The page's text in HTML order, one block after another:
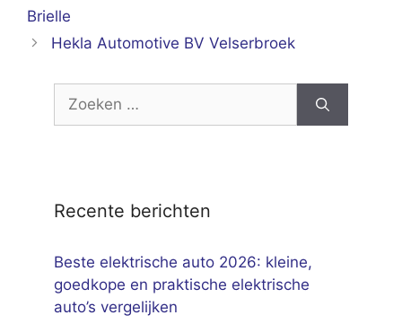
Brielle
Hekla Automotive BV Velserbroek
Zoek
Recente berichten
Beste elektrische auto 2026: kleine,
goedkope en praktische elektrische
auto’s vergelijken